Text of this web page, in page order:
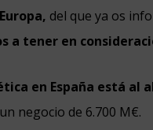
del que ya os
a tener en
en España está al
negocio de 6.700 M€.